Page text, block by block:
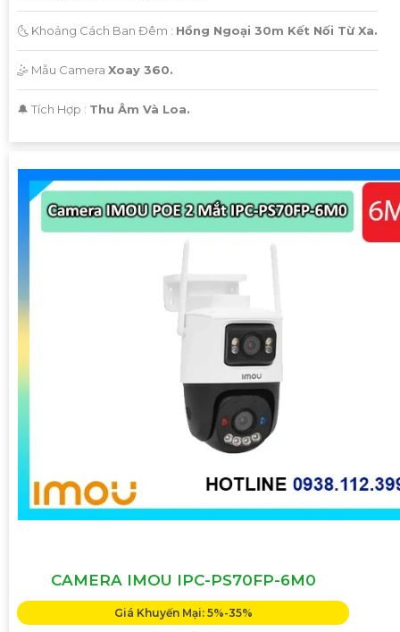
🌜 Khoảng Cách Ban Đêm : Hồng Ngoại 30m Kết Nối Từ Xa.
🤹 Mẫu Camera Xoay 360.
️🔔 Tích Hợp : Thu Âm Và Loa.
CAMERA IMOU IPC-PS70FP-6M0
Giá Khuyến Mại: 5%-35%